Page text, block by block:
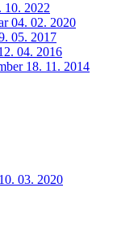
10. 2022
04. 02. 2020
05. 2017
04. 2016
18. 11. 2014
03. 2020